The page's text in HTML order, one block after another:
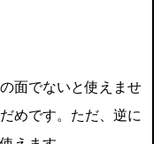
面でないと使えませ
めです。ただ、逆に